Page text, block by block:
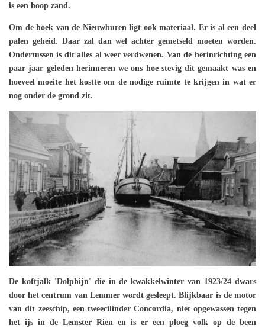
is een hoop zand.
Om de hoek van de Nieuwburen ligt ook materiaal. Er is al een deel
palen geheid. Daar zal dan wel achter gemetseld moeten worden.
Ondertussen is dit alles al weer verdwenen. Van de herinrichting een
paar jaar geleden herinneren we ons hoe stevig dit gemaakt was en
hoeveel moeite het kostte om de nodige ruimte te krijgen in wat er
nog onder de grond zit.
De koftjalk 'Dolphijn' die in de kwakkelwinter van 1923/24 dwars
door het centrum van Lemmer wordt gesleept. Blijkbaar is de motor
van dit zeeschip, een tweecilinder Concordia, niet opgewassen tegen
het ijs in de Lemster Rien en is er een ploeg volk op de been